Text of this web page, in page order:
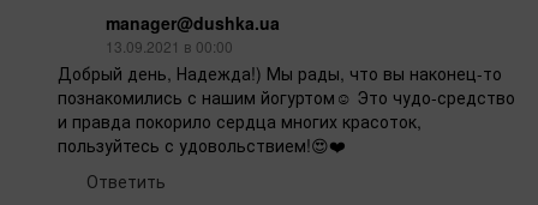
manager@dushka.ua
13.09.2021 в 00:00
Добрый день, Надежда!) Мы рады, что вы наконец-то
познакомились с нашим йогуртом☺️ Это чудо-средство
и правда покорило сердца многих красоток,
пользуйтесь с удовольствием!😍❤️
Ответить